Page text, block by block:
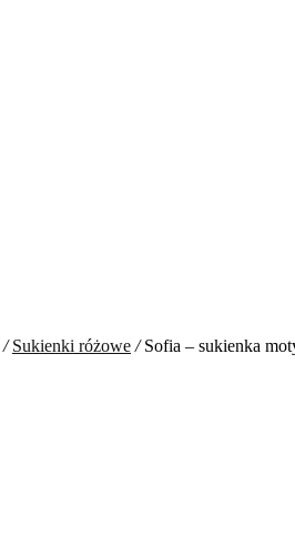
/ Sukienki różowe /Sofia – sukienka